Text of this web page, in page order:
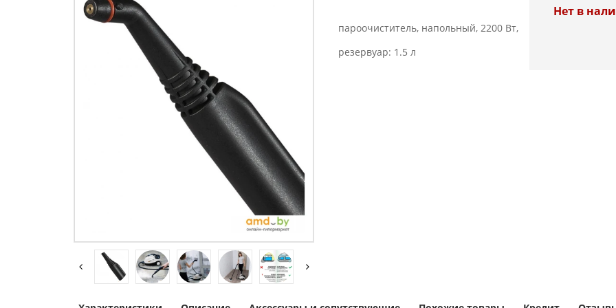
пароочиститель, напольный, 2200 Вт,
резервуар: 1.5 л
Нет в